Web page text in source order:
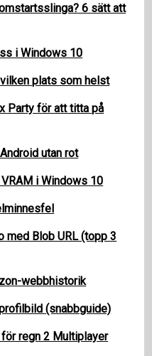
6 sätt att
i Windows 10
plats som helst
Party för att titta på
utan rot
i Windows 10
med Blob URL (topp 3
webbhistorik
(snabbguide)
regn 2 Multiplayer